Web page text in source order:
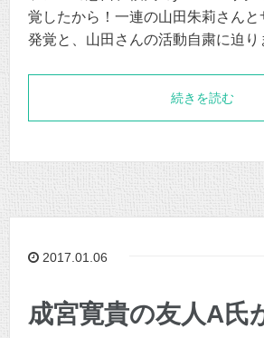
覚したから！一連の山田朱莉さんと
発覚と、山田さんの活動自粛に迫り
続きを読む
2017.01.06
成宮寛貴の友人A氏